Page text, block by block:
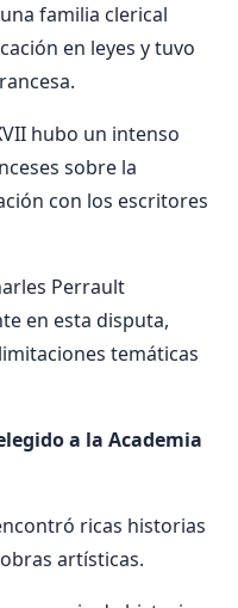
familia clerical
en leyes y tuvo
hubo un intenso
sobre la
con los escritores
Perrault
en esta disputa,
temáticas
a la Academia
ricas historias
artísticas.